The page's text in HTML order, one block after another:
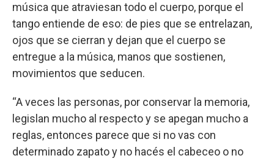
música que atraviesan todo el cuerpo, porque el
tango entiende de eso: de pies que se entrelazan,
ojos que se cierran y dejan que el cuerpo se
entregue a la música, manos que sostienen,
movimientos que seducen.
“A veces las personas, por conservar la memoria,
legislan mucho al respecto y se apegan mucho a
reglas, entonces parece que si no vas con
determinado zapato y no hacés el cabeceo o no